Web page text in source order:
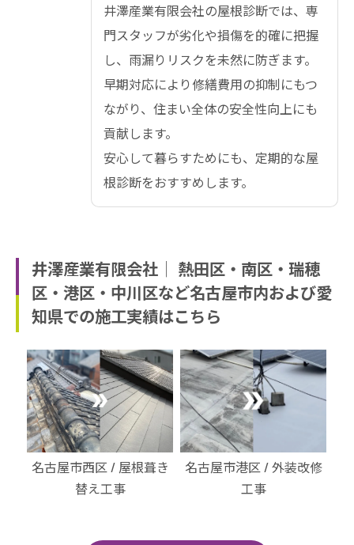
井澤産業有限会社の屋根診断では、専
門スタッフが劣化や損傷を的確に把握
し、雨漏りリスクを未然に防ぎます。
早期対応により修繕費用の抑制にもつ
ながり、住まい全体の安全性向上にも
貢献します。
安心して暮らすためにも、定期的な屋
根診断をおすすめします。
井澤産業有限会社│ 熱田区・南区・瑞穂
区・港区・中川区など名古屋市内および愛
知県での施工実績はこちら
名古屋市西区 / 屋根葺き
替え工事
名古屋市港区 / 外装改修
工事